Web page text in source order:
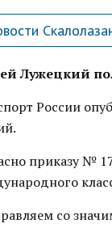
Лужецкий
России
приказу №
со